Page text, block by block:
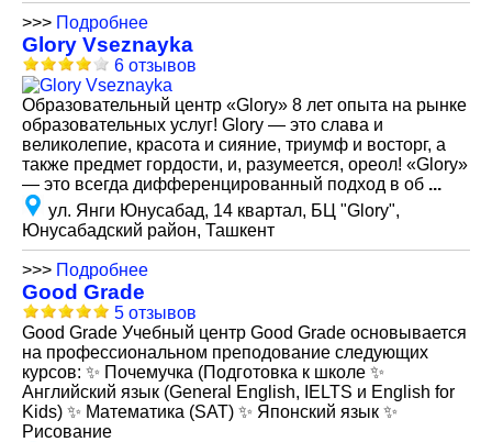
>>> Подробнее
Glory Vseznayka
6 отзывов
Образовательный центр «Glory» 8 лет опыта на рынке
образовательных услуг! Glory — это слава и
великолепие, красота и сияние, триумф и восторг, а
также предмет гордости, и, разумеется, ореол! «Glory»
— это всегда дифференцированный подход в об ...
ул. Янги Юнусабад, 14 квартал, БЦ "Glory",
Юнусабадский район, Ташкент
>>> Подробнее
Good Grade
5 отзывов
Good Grade Учебный центр Good Grade основывается
на профессиональном преподование следующих
курсов: ✨ Почемучка (Подготовка к школе ✨
Английский язык (General English, IELTS и English for
Kids) ✨ Математика (SAT) ✨ Японский язык ✨
Рисование